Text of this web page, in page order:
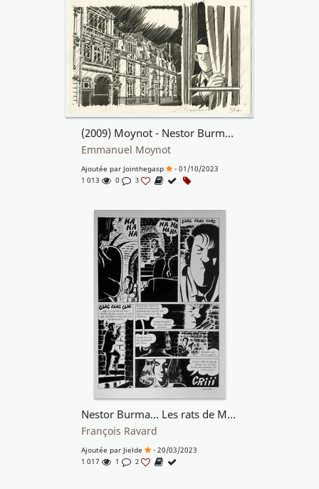
(2009) Moynot - Nestor Burma - T. 7. - L'envahissant cadavre de la plaine Monceau - Planche originale 57A
Emmanuel Moynot
Ajoutée par Jointhegasp
- 01/10/2023
1 013
0 3
Nestor Burma... Les rats de Montsouris
François Ravard
Ajoutée par Jielde
- 20/03/2023
1 017
1 2